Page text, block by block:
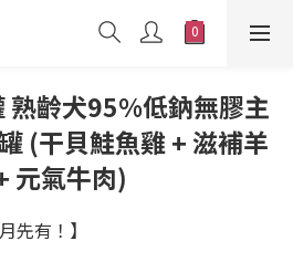
熟齡犬95%低鈉無膠主
(干貝鮭魚雞 + 滋補羊
元氣牛肉)
先有！】